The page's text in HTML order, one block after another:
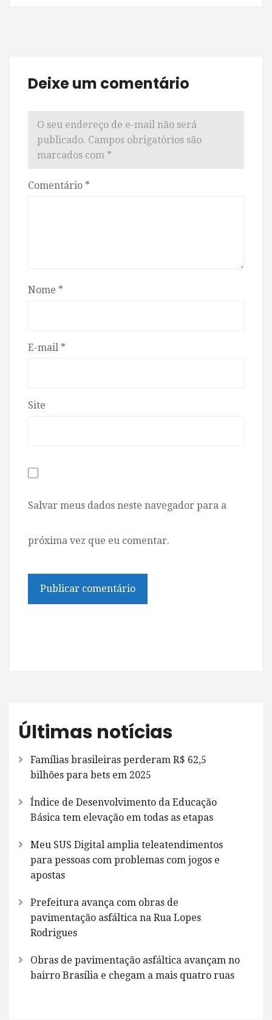
Deixe um comentário
O seu endereço de e-mail não será
publicado. Campos obrigatórios são
marcados com *
Comentário *
Nome *
E-mail *
Site
Salvar meus dados neste navegador para a
próxima vez que eu comentar.
Últimas notícias
Famílias brasileiras perderam R$ 62,5
bilhões para bets em 2025
Índice de Desenvolvimento da Educação
Básica tem elevação em todas as etapas
Meu SUS Digital amplia teleatendimentos
para pessoas com problemas com jogos e
apostas
Prefeitura avança com obras de
pavimentação asfáltica na Rua Lopes
Rodrigues
Obras de pavimentação asfáltica avançam no
bairro Brasília e chegam a mais quatro ruas